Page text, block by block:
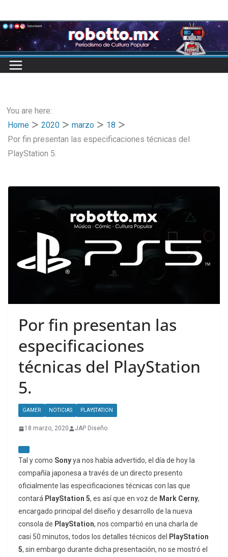
to
content
You are here:
Home
2020 marzo
18
Por fin presentan las especificaciones técnicas del
PlayStation 5.
Por fin presentan las
especificaciones
técnicas del PlayStation
5.
GAMER NOTICIAS PLAYSTATION
18 marzo, 2020 JAP Diseño
Tal y como Sonyya nos había advertido, el día de hoy la
compañía japonesa a través de un directo presento
oficialmente las especificaciones técnicas con las que
contará PlayStation 5, es así que en voz de Mark Cerny,
encargado principal del diseño y desarrollo de la nueva
consola de PlayStation, nos compartió en una charla de
casi 50 minutos, todos los detalles técnicos del
PlayStation
5, sin embargo durante dicha presentación, no se mostró el